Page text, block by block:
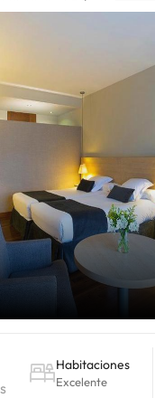
Habitaciones
Excelente